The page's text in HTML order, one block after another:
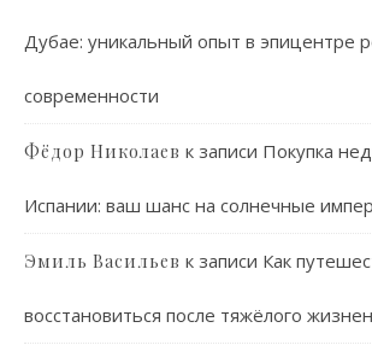
Дубае: уникальный опыт в эпицентре
современности
Фёдор Николаев к записи Покупка
Испании: ваш шанс на солнечные
Эмиль Васильев к записи Как
восстановиться после тяжёлого